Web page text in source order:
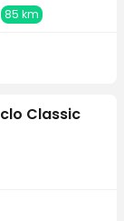
85 km
Classic